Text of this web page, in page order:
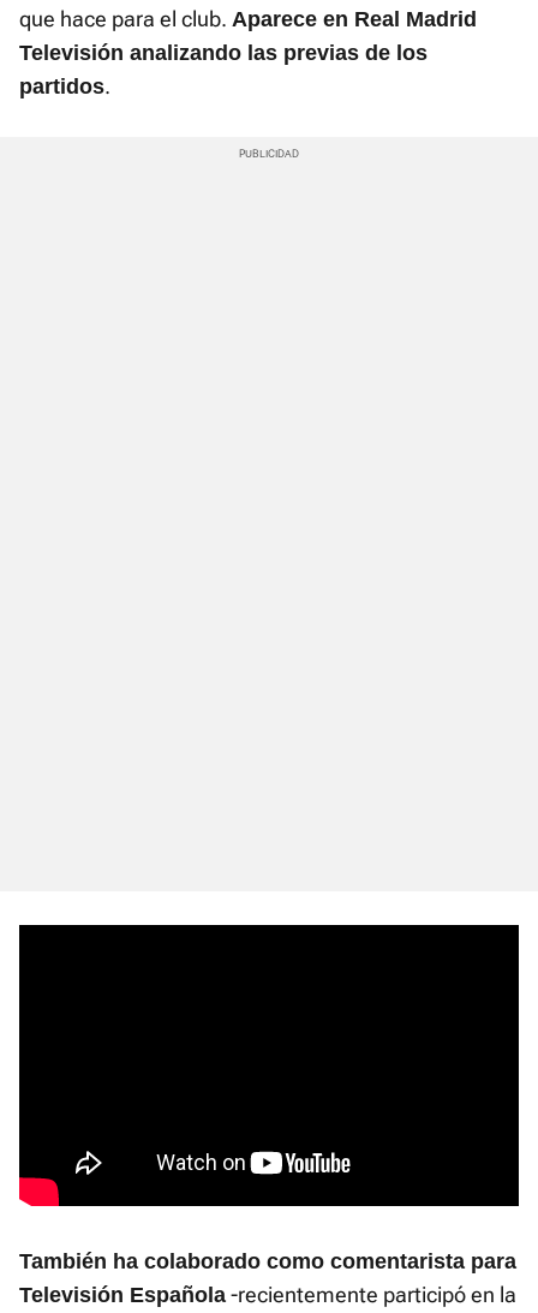
que hace para el club. Aparece en Real Madrid
Televisión analizando las previas de los
partidos.
También ha colaborado como comentarista para
Televisión Española -recientemente participó en la